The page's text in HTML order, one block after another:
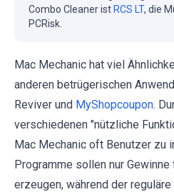
Combo Cleaner ist RCS LT, die
PCRisk.
Mac Mechanic hat viel
anderen betrügerischen
Reviver und MyShopcoupon.
verschiedenen "nützliche
Mac Mechanic oft Benutzer zu
Programme sollen nur
erzeugen, während der